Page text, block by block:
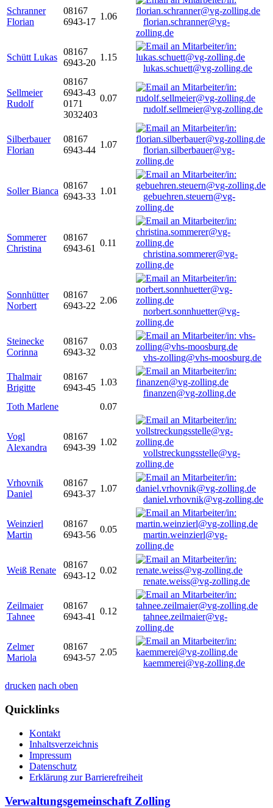
Schranner
Florian
08167
6943-17
1.06
florian.schranner@vg-
zolling.de
Schütt Lukas
08167
6943-20
1.15
lukas.schuett@vg-zolling.de
Sellmeier
Rudolf
08167
6943-43
0171
3032403
0.07
rudolf.sellmeier@vg-zolling.de
Silberbauer
Florian
08167
6943-44
1.07
florian.silberbauer@vg-
zolling.de
Soller Bianca
08167
6943-33
1.01
gebuehren.steuern@vg-
zolling.de
Sommerer
Christina
08167
6943-61
0.11
christina.sommerer@vg-
zolling.de
Sonnhütter
Norbert
08167
6943-22
2.06
norbert.sonnhuetter@vg-
zolling.de
Steinecke
Corinna
08167
6943-32
0.03
vhs-zolling@vhs-moosburg.de
Thalmair
Brigitte
08167
6943-45
1.03
finanzen@vg-zolling.de
Toth Marlene
0.07
Vogl
Alexandra
08167
6943-39
1.02
vollstreckungsstelle@vg-
zolling.de
Vrhovnik
Daniel
08167
6943-37
1.07
daniel.vrhovnik@vg-zolling.de
Weinzierl
Martin
08167
6943-56
0.05
martin.weinzierl@vg-
zolling.de
Weiß Renate
08167
6943-12
0.02
renate.weiss@vg-zolling.de
Zeilmaier
Tahnee
08167
6943-41
0.12
tahnee.zeilmaier@vg-
zolling.de
Zelmer
Mariola
08167
6943-57
2.05
kaemmerei@vg-zolling.de
drucken nach oben
Quicklinks
Kontakt
Inhaltsverzeichnis
Impressum
Datenschutz
Erklärung zur Barrierefreiheit
Verwaltungsgemeinschaft Zolling